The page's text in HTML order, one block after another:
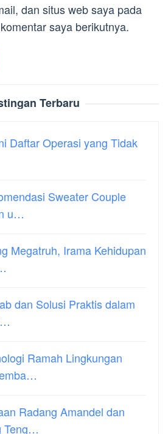
dan situs web saya pada
saya berikutnya.
Terbaru
Daftar Operasi yang Tidak
Sweater Couple
u…
Megatruh, Irama Kehidupan
dan Solusi Praktis dalam
Ramah Lingkungan
Radang Amandel dan
Teng…